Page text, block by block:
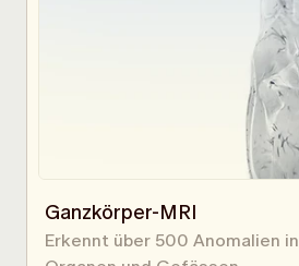
Ganzkörper-MRI
Erkennt über 500 Anomalien